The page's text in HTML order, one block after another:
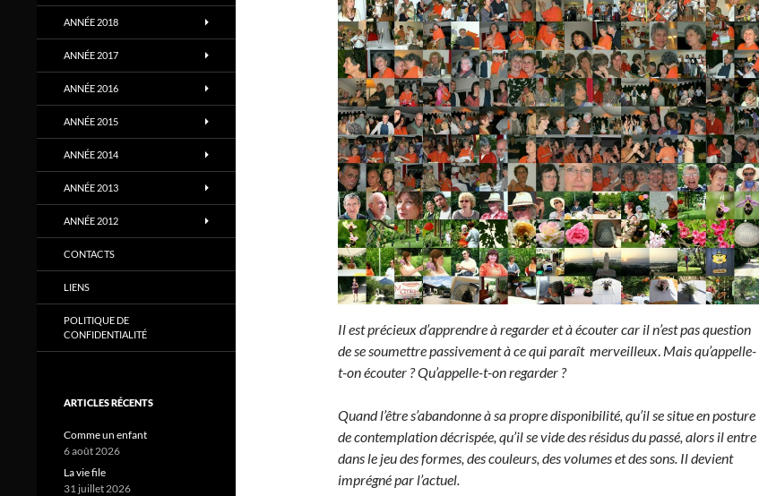
Il est précieux d’apprendre à regarder et à écouter car il n’est pas question
de se soumettre passivement à ce qui paraît merveilleux. Mais qu’appelle-
t-on écouter ? Qu’appelle-t-on regarder ?
Quand l’être s’abandonne à sa propre disponibilité, qu’il se situe en posture
de contemplation décrispée, qu’il se vide des résidus du passé, alors il entre
dans le jeu des formes, des couleurs, des volumes et des sons. Il devient
imprégné par l’actuel.
ANNÉE 2018
ANNÉE 2017
ANNÉE 2016
ANNÉE 2015
ANNÉE 2014
ANNÉE 2013
ANNÉE 2012
CONTACTS
LIENS
POLITIQUE DE
CONFIDENTIALITÉ
ARTICLES RÉCENTS
Comme un enfant
6 août 2026
La vie file
31 juillet 2026